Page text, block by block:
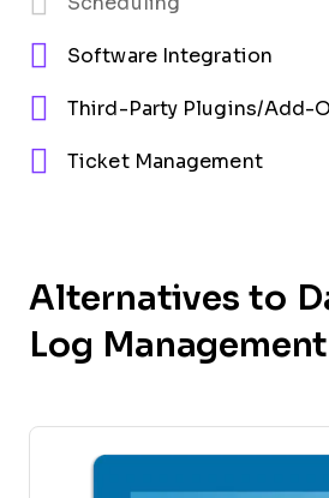
Software Integration
Third-Party Plugins/Add-
Ticket Management
Alternatives to
Log Management